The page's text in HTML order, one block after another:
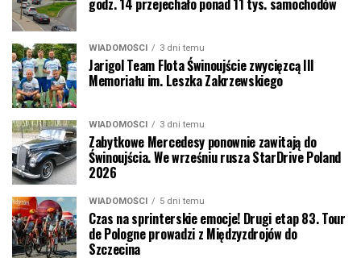
godz. 14 przejechało ponad 11 tys. samochodów
WIADOMOŚCI 3 dni temu
Jarigol Team Flota Świnoujście zwycięzcą III
Memoriału im. Leszka Zakrzewskiego
WIADOMOŚCI 3 dni temu
Zabytkowe Mercedesy ponownie zawitają do
Świnoujścia. We wrześniu rusza StarDrive Poland
2026
WIADOMOŚCI 5 dni temu
Czas na sprinterskie emocje! Drugi etap 83. Tour
de Pologne prowadzi z Międzyzdrojów do
Szczecina